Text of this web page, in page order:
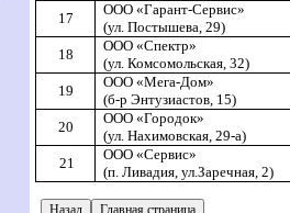
17
ООО «Гарант-Сервис»
(ул. Постышева, 29)
18
ООО «Спектр»
(ул. Комсомольская, 32)
19
ООО «Мега-Дом»
(б-р Энтузиастов, 15)
20
ООО «Городок»
(ул. Нахимовская, 29-а)
21
ООО «Сервис»
(п. Ливадия, ул.Заречная, 2)